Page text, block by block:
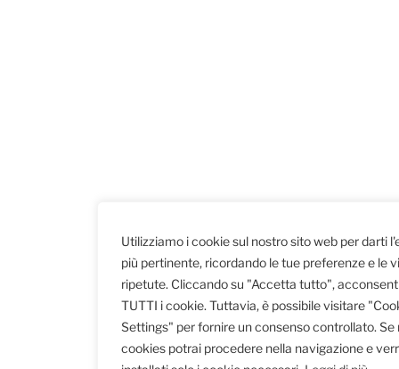
Utilizziamo i cookie sul nostro sito web per darti
più pertinente, ricordando le tue preferenze e le
ripetute. Cliccando su "Accetta tutto",
TUTTI i cookie. Tuttavia, è possibile visitare
Settings" per fornire un consenso controllato.
cookies potrai procedere nella navigazione e